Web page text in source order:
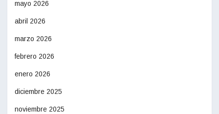
mayo 2026
abril 2026
marzo 2026
febrero 2026
enero 2026
diciembre 2025
noviembre 2025